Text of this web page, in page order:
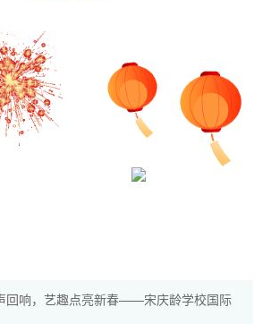
回响，艺趣点亮新春——宋庆龄学校国际